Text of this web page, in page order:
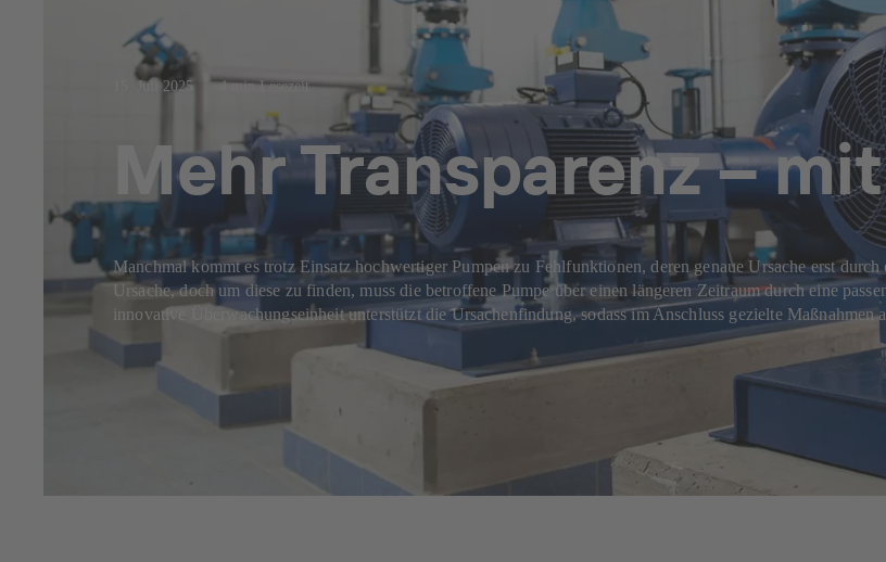
15. Juli 2025 4 min Lesezeit
Mehr Transparenz –
Manchmal kommt es trotz Einsatz hochwertiger Pumpen zu Fehlfunktionen, deren genaue Ursache erst
Ursache, doch um diese zu finden, muss die betroffene Pumpe über einen längeren Zeitraum durch eine
innovative Überwachungseinheit unterstützt die Ursachenfindung, sodass im Anschluss gezielte Maßnahmen